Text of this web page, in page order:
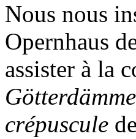
Nous nous
Opernhaus
assister à la
crépuscule